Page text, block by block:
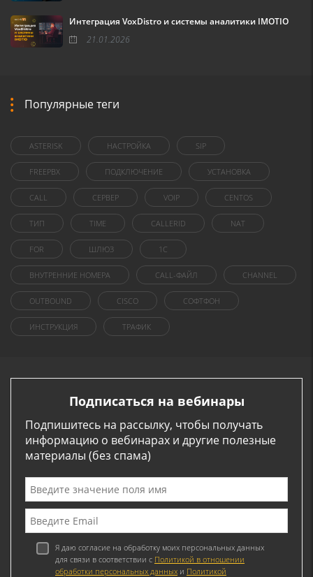
Интеграция VoxDistro и системы аналитики IMOTIO
21.01.2026
Популярные теги
ASTERISK НАСТРОЙКА SIP
FREEPBX ПОДКЛЮЧЕНИЕ УСТАНОВКА
CALL СЕРВЕР VOIP CENTOS
ТИП TIME CALLERID NAT
FOR ШЛЮЗ 1C
ВНУТРЕННИЕ НОМЕРА CALL-ФАЙЛ CHANNEL
OUTBOUND CISCO СОФТФОН
ИНСТРУКЦИЯ ТРАФИК
Подписаться на вебинары
Подпишитесь на рассылку, чтобы получать
информацию о вебинарах и другие полезные
материалы (без спама)
Я даю согласие на обработку моих персональных данных
для связи в соответствии с Политикой в отношении
обработки персональных данных и Политикой